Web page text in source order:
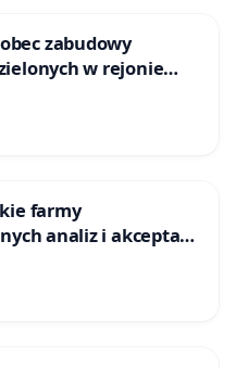
zabudowy
w rejonie
Białej
farmy
analiz i akceptacji